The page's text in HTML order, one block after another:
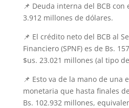
📌 Deuda interna del BCB
3.912 millones de dólares.
📌 El crédito neto del BCB al
Financiero (SPNF) es de Bs.
$us. 23.021 millones (al tipo
📌 Esto va de la mano de una
monetaria que hasta finales
Bs. 102.932 millones,